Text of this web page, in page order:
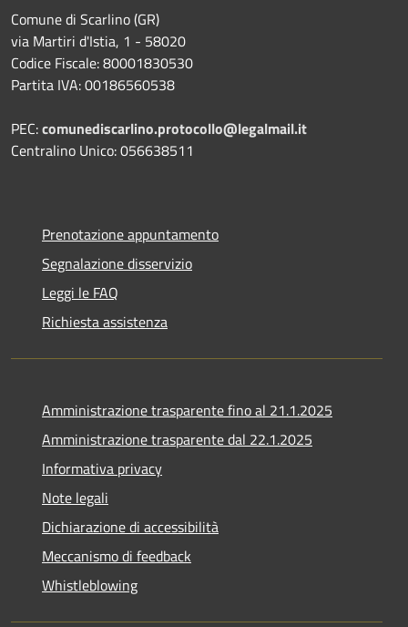
Comune di Scarlino (GR)
via Martiri d'Istia, 1 - 58020
Codice Fiscale: 80001830530
Partita IVA: 00186560538
PEC:comunediscarlino.protocollo@legalmail.it
Centralino Unico: 056638511
Prenotazione appuntamento
Segnalazione disservizio
Leggi le FAQ
Richiesta assistenza
Amministrazione trasparente fino al 21.1.2025
Amministrazione trasparente dal 22.1.2025
Informativa privacy
Note legali
Dichiarazione di accessibilità
Meccanismo di feedback
Whistleblowing